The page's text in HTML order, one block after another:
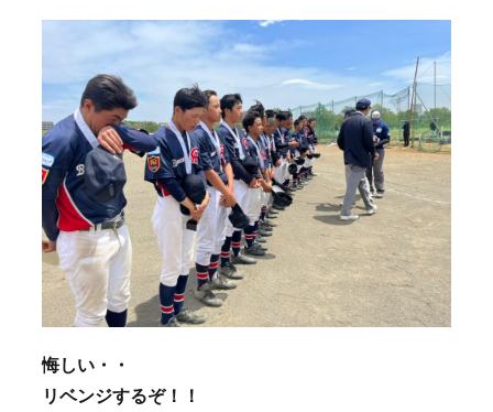
悔しい・・
リベンジするぞ！！